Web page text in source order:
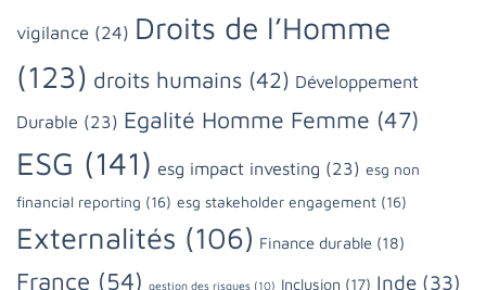
vigilance (24) Droits de l’Homme
(123) droits humains (42) Développement
Durable (23) Egalité Homme Femme (47)
ESG (141) esg impact investing (23) esg non
financial reporting (16) esg stakeholder engagement (16)
Externalités (106) Finance durable (18)
France (54) gestion des risques (10) Inclusion (17) Inde (33)